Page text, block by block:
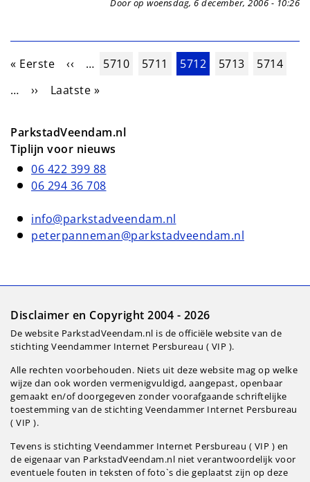
Door op woensdag, 6 december, 2006 - 10:26
Paginering
Eerste pagina
« Eerste Vorige pagina
‹‹ … Pagina
5710 Pagina
5711 Huidige pagina
5712 Pagina
5713 Pagina
5714
…
Volgende pagina
›› Laatste pagina
Laatste »
ParkstadVeendam.nl
Tiplijn voor nieuws
06 422 399 88
06 294 36 708
info@parkstadveendam.nl
peterpanneman@parkstadveendam.nl
Disclaimer en Copyright 2004 - 2026
De website ParkstadVeendam.nl is de officiële website van de
stichting Veendammer Internet Persbureau ( VIP ).
Alle rechten voorbehouden. Niets uit deze website mag op welke
wijze dan ook worden vermenigvuldigd, aangepast, openbaar
gemaakt en/of doorgegeven zonder voorafgaande schriftelijke
toestemming van de stichting Veendammer Internet Persbureau
( VIP ).
Tevens is stichting Veendammer Internet Persbureau ( VIP ) en
de eigenaar van ParkstadVeendam.nl niet verantwoordelijk voor
eventuele fouten in teksten of foto`s die geplaatst zijn op deze